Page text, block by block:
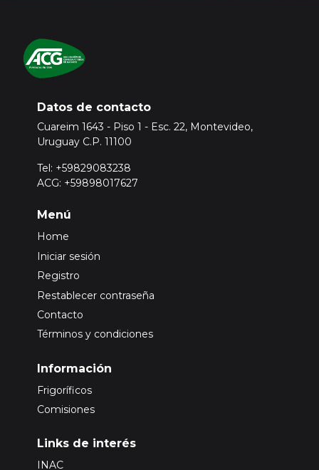
Datos de contacto
Cuareim 1643 - Piso 1 - Esc. 22, Montevideo,
Uruguay C.P. 11100
Tel: +59829083238
ACG: +59898017627
Menú
Home
Iniciar sesión
Registro
Restablecer contraseña
Contacto
Términos y condiciones
Información
Frigoríficos
Comisiones
Links de interés
INAC